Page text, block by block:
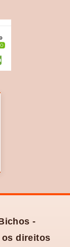
-
os direitos